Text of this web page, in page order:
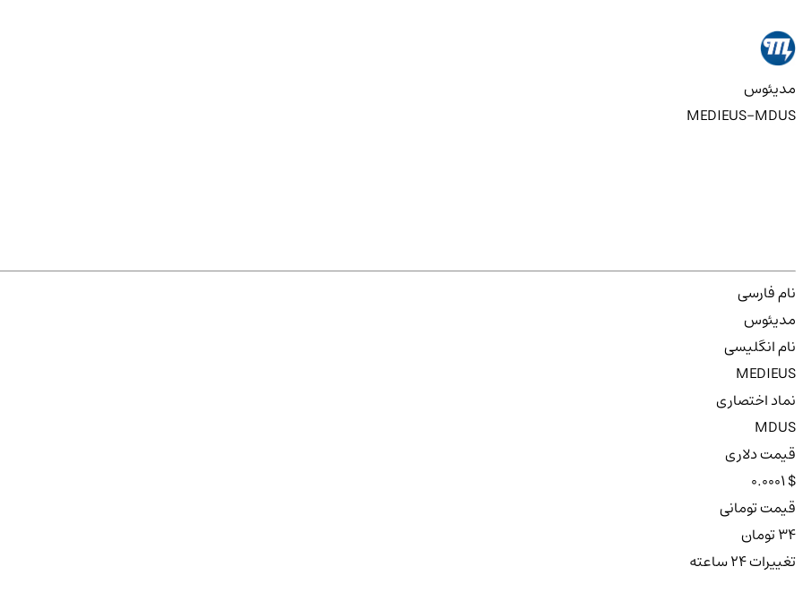
مدیئوس
MEDIEUS-MDUS
نام فارسی
مدیئوس
نام انگلیسی
MEDIEUS
نماد اختصاری
MDUS
قیمت دلاری
0.0001 $
قیمت تومانی
34 تومان
تغییرات ۲۴ ساعته